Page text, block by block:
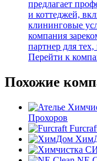
предлагает
и коттеджей,
клининговые
компания
партнер для
Перейти к
Похожие
Прохоров